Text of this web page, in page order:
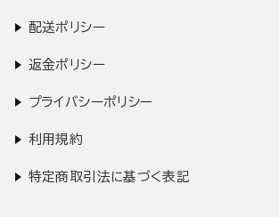
配送ポリシー
返金ポリシー
プライバシーポリシー
利用規約
特定商取引法に基づく表記